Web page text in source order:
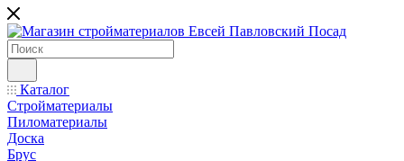
Каталог
Стройматериалы
Пиломатериалы
Доска
Брус